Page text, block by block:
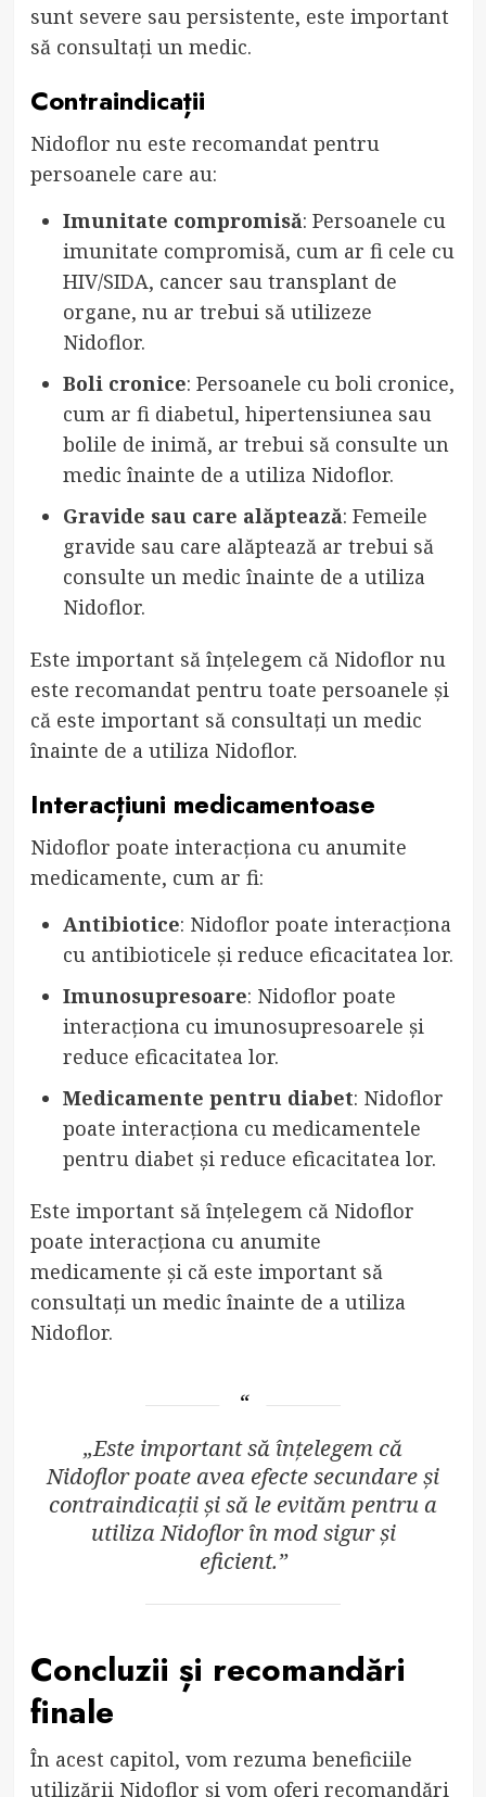
sunt severe sau persistente, este important
să consultați un medic.
Contraindicații
Nidoflor nu este recomandat pentru
persoanele care au:
Imunitate compromisă: Persoanele cu
imunitate compromisă, cum ar fi cele cu
HIV/SIDA, cancer sau transplant de
organe, nu ar trebui să utilizeze
Nidoflor.
Boli cronice: Persoanele cu boli cronice,
cum ar fi diabetul, hipertensiunea sau
bolile de inimă, ar trebui să consulte un
medic înainte de a utiliza Nidoflor.
Gravide sau care alăptează: Femeile
gravide sau care alăptează ar trebui să
consulte un medic înainte de a utiliza
Nidoflor.
Este important să înțelegem că Nidoflor nu
este recomandat pentru toate persoanele și
că este important să consultați un medic
înainte de a utiliza Nidoflor.
Interacțiuni medicamentoase
Nidoflor poate interacționa cu anumite
medicamente, cum ar fi:
Antibiotice: Nidoflor poate interacționa
cu antibioticele și reduce eficacitatea lor.
Imunosupresoare: Nidoflor poate
interacționa cu imunosupresoarele și
reduce eficacitatea lor.
Medicamente pentru diabet: Nidoflor
poate interacționa cu medicamentele
pentru diabet și reduce eficacitatea lor.
Este important să înțelegem că Nidoflor
poate interacționa cu anumite
medicamente și că este important să
consultați un medic înainte de a utiliza
Nidoflor.
„Este important să înțelegem că
Nidoflor poate avea efecte secundare și
contraindicații și să le evităm pentru a
utiliza Nidoflor în mod sigur și
eficient.”
Concluzii și recomandări
finale
În acest capitol, vom rezuma beneficiile
utilizării Nidoflor și vom oferi recomandări